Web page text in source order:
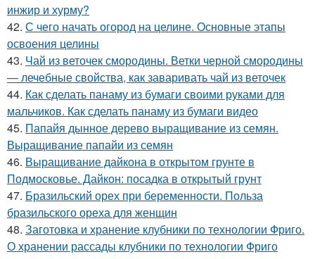
инжир и хурму?
42. С чего начать огород на целине. Основные этапы
освоения целины
43. Чай из веточек смородины. Ветки черной смородины
— лечебные свойства, как заваривать чай из веточек
44. Как сделать панаму из бумаги своими руками для
мальчиков. Как сделать панаму из бумаги видео
45. Папайя дынное дерево выращивание из семян.
Выращивание папайи из семян
46. Выращивание дайкона в открытом грунте в
Подмосковье. Дайкон: посадка в открытый грунт
47. Бразильский орех при беременности. Польза
бразильского ореха для женщин
48. Заготовка и хранение клубники по технологии Фриго.
О хранении рассады клубники по технологии Фриго